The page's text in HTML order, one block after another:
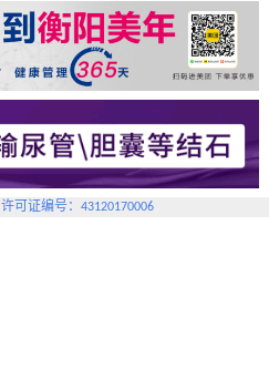
许可证编号：43120170006